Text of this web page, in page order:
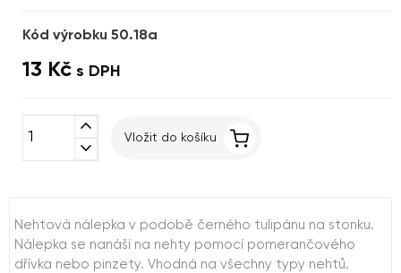
Kód výrobku 50.18a
13 Kč s DPH
expand_less
expand_more
Vložit do košíku
Nehtová nálepka v podobě černého tulipánu na stonku.
Nálepka se nanáší na nehty pomocí pomerančového
dřívka nebo pinzety. Vhodná na všechny typy nehtů.